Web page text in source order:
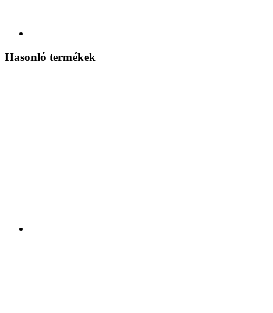
Hasonló termékek